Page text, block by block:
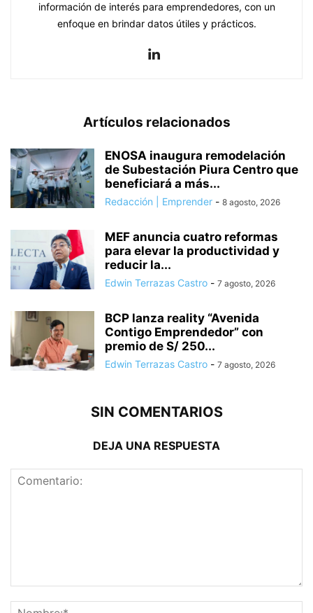
información de interés para emprendedores, con un
enfoque en brindar datos útiles y prácticos.
Artículos relacionados
ENOSA inaugura remodelación
de Subestación Piura Centro que
beneficiará a más...
Redacción | Emprender - 8 agosto, 2026
MEF anuncia cuatro reformas
para elevar la productividad y
reducir la...
Edwin Terrazas Castro - 7 agosto, 2026
BCP lanza reality “Avenida
Contigo Emprendedor” con
premio de S/ 250...
Edwin Terrazas Castro - 7 agosto, 2026
SIN COMENTARIOS
DEJA UNA RESPUESTA